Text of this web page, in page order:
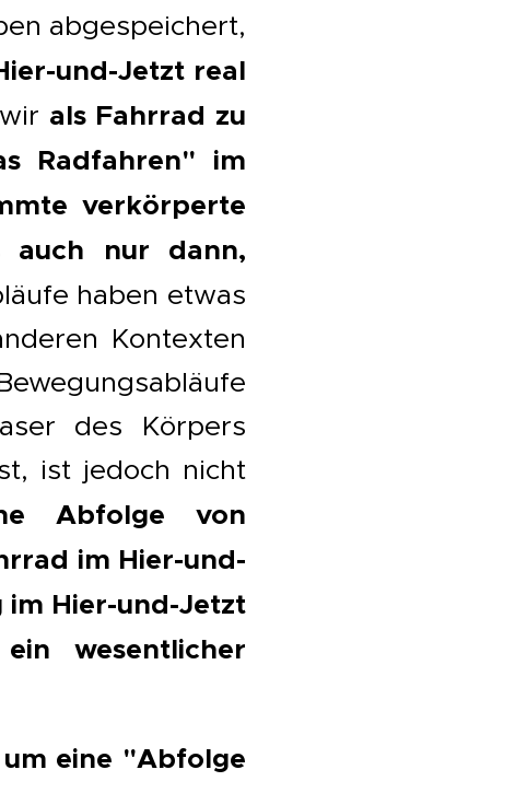
abgespeichert,
und-Jetzt real
als Fahrrad zu
Radfahren" im
verkörperte
auch nur dann,
haben etwas
Kontexten
des Körpers
ist jedoch nicht
Abfolge von
im Hier-und-
Hier-und-Jetzt
wesentlicher
eine "Abfolge